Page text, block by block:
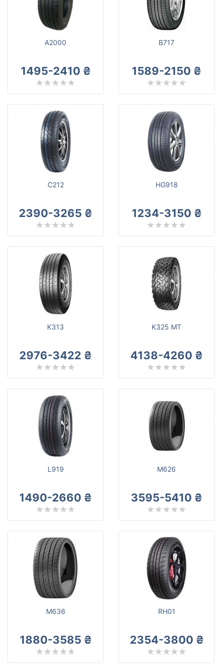
A2000
1495-2410 ₴
B717
1589-2150 ₴
C212
2390-3265 ₴
HG918
1234-3150 ₴
K313
2976-3422 ₴
K325 MT
4138-4260 ₴
L919
1490-2660 ₴
M626
3595-5410 ₴
M636
1880-3585 ₴
RH01
2354-3800 ₴
Всі бренди
Скинути Підібрати